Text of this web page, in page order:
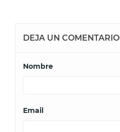
DEJA UN COMENTARIO
Nombre
Email